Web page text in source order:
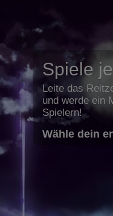
Spiele
Leite das
und werde ein
Spielern!
Wähle dein